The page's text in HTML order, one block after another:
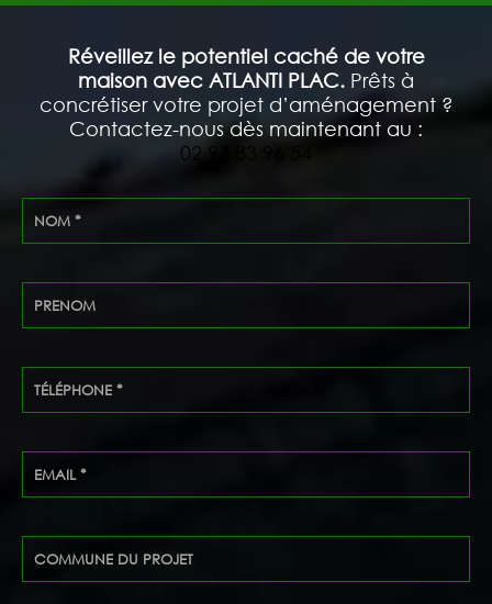
Réveillez le potentiel caché de votre
maison avec ATLANTI PLAC. Prêts à
concrétiser votre projet d’aménagement ?
Contactez-nous dès maintenant au :
02 97 83 96 54